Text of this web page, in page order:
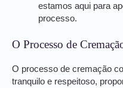
estamos aqui para
processo.
O Processo de
O processo de cremação
tranquilo e respeitoso,